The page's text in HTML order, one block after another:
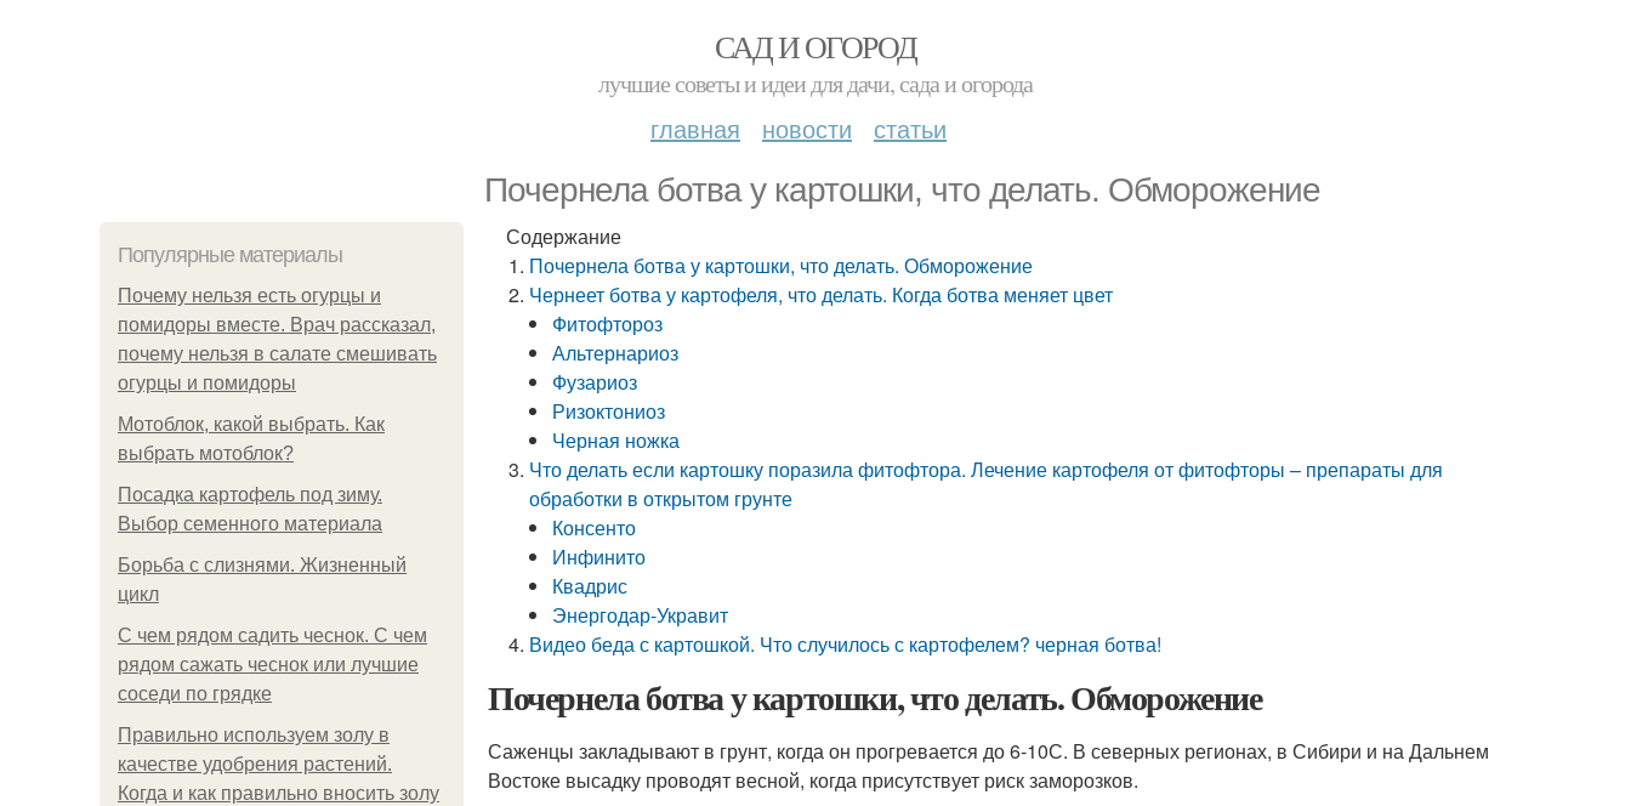
САД И ОГОРОД
лучшие советы и идеи для дачи, сада и огорода
главная новости статьи
Почернела ботва у картошки, что делать. Обморожение
Популярные материалы
Почему нельзя есть огурцы и
помидоры вместе. Врач рассказал,
почему нельзя в салате смешивать
огурцы и помидоры
Мотоблок, какой выбрать. Как
выбрать мотоблок?
Посадка картофель под зиму.
Выбор семенного материала
Борьба с слизнями. Жизненный
цикл
С чем рядом садить чеснок. С чем
рядом сажать чеснок или лучшие
соседи по грядке
Правильно используем золу в
качестве удобрения растений.
Когда и как правильно вносить золу
Содержание
Почернела ботва у картошки, что делать. Обморожение
Чернеет ботва у картофеля, что делать. Когда ботва меняет цвет
Фитофтороз
Альтернариоз
Фузариоз
Ризоктониоз
Черная ножка
Что делать если картошку поразила фитофтора. Лечение картофеля от фитофторы – препараты для
обработки в открытом грунте
Консенто
Инфинито
Квадрис
Энергодар-Укравит
Видео беда с картошкой. Что случилось с картофелем? черная ботва!
Почернела ботва у картошки, что делать. Обморожение
Саженцы закладывают в грунт, когда он прогревается до 6-10С. В северных регионах, в Сибири и на Дальнем
Востоке высадку проводят весной, когда присутствует риск заморозков.